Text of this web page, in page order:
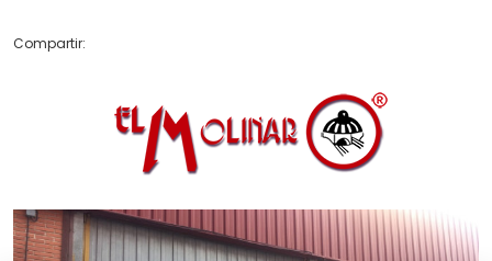
Compartir: